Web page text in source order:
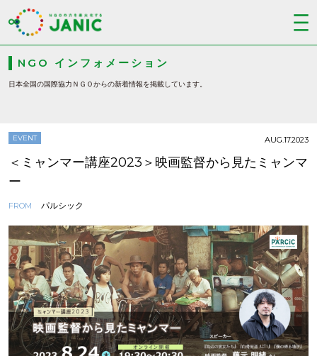
NGO インフォメーション
日本全国の国際協力ＮＧＯからの新着情報を掲載しています。
EVENT
＜ミャンマー講座2023＞映画監督から見たミャンマ
ー
FROM パルシック
AUG.17.2023